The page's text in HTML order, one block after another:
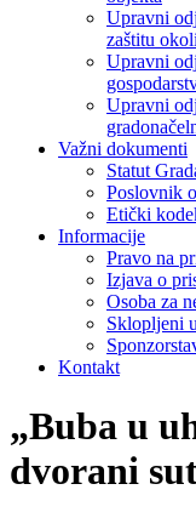
Upravni
zaštitu
Upravni
Upravni
Važni dokumenti
Statut
Poslovnik
Etički
Informacije
Pravo na
Izjava o
Osoba za
Sklopljeni
Kontakt
„Buba u
dvorani